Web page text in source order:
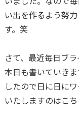
い出を作るよう努
す。笑
さて、最近毎日ブ
本日も書いていき
したので日に日に
いたしますのはこち